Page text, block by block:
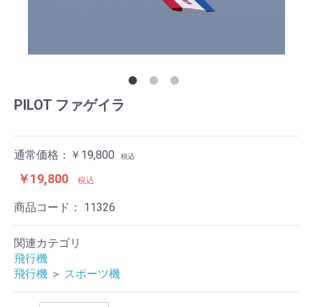
PILOT ファゲイラ
通常価格：￥19,800 税込
￥19,800 税込
商品コード： 11326
関連カテゴリ
飛行機
飛行機 ＞ スポーツ機